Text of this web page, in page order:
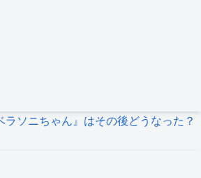
ラソニちゃん』はその後どうなった？